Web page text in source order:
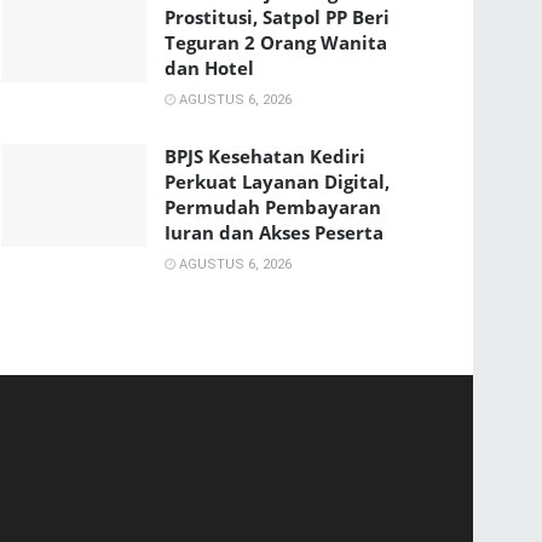
Prostitusi, Satpol PP Beri
Teguran 2 Orang Wanita
dan Hotel
AGUSTUS 6, 2026
BPJS Kesehatan Kediri
Perkuat Layanan Digital,
Permudah Pembayaran
Iuran dan Akses Peserta
AGUSTUS 6, 2026